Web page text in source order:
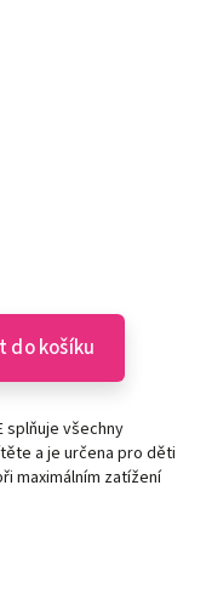
do košíku
splňuje všechny
a je určena pro děti
maximálním zatížení